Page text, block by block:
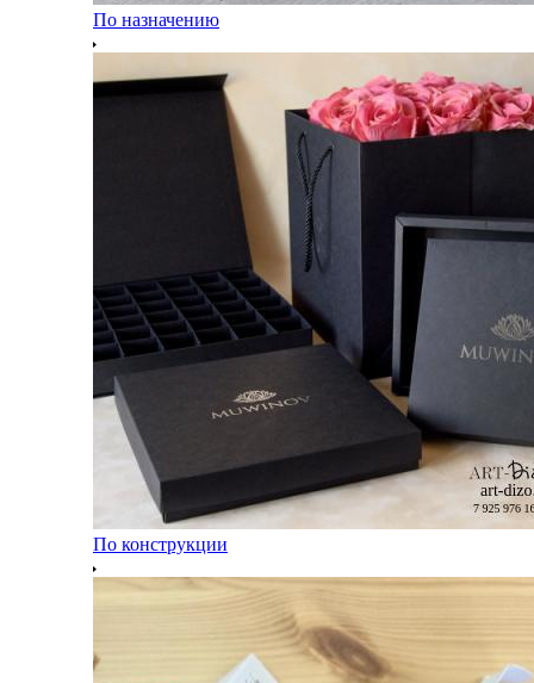
По назначению
По конструкции